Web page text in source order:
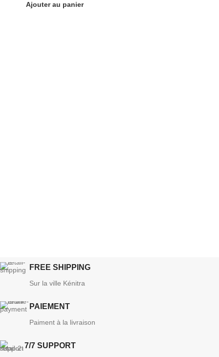
Ajouter au panier
FREE SHIPPING
Sur la ville Kénitra
PAIEMENT
Paiment à la livraison
7/7 SUPPORT